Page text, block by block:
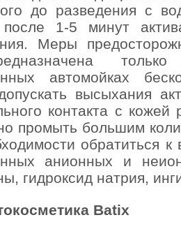
до разведения с
после 1-5 минут
Меры
автомойках
высыхания
контакта с
промыть большим
обратиться к
анионных и
гидроксид натрия,
Batix